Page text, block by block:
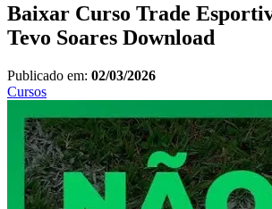
Baixar Curso Trade
Tevo Soares Download
Publicado em: 02/03/2026
Cursos